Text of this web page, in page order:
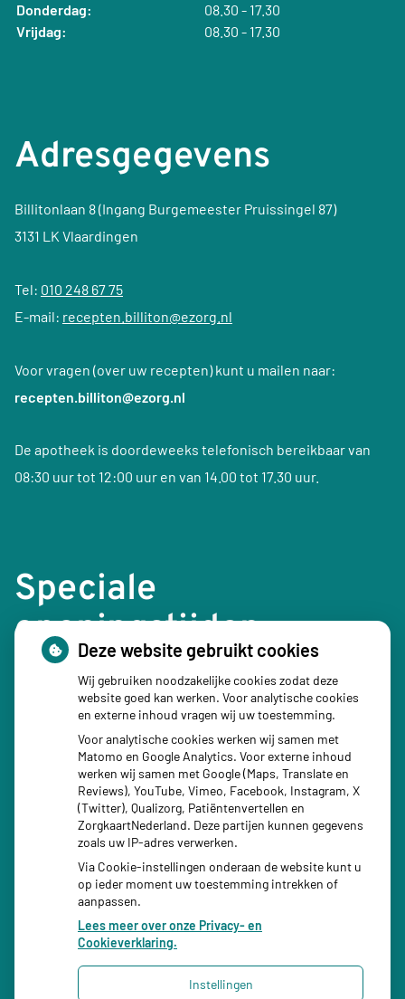
Donderdag:
08.30 - 17.30
Vrijdag:
08.30 - 17.30
Adresgegevens
Billitonlaan 8 (Ingang Burgemeester Pruissingel 87)
3131 LK Vlaardingen
Tel: 010 248 67 75
E-mail: recepten.billiton@ezorg.nl
Voor vragen (over uw recepten) kunt u mailen naar:
recepten.billiton@ezorg.nl
De apotheek is doordeweeks telefonisch bereikbaar van
08:30 uur tot 12:00 uur en van 14.00 tot 17.30 uur.
Speciale
openingstijden
24 december 2026: 08:30 – 16:00 uur
1e Kerstdag 25 december 2026: Gesloten
31 december 2026: 08:30 – 16:00 uur
Nieuwjaarsdag 1 januari 2027: Gesloten
Deze website gebruikt cookies
Wij gebruiken noodzakelijke cookies zodat deze
website goed kan werken. Voor analytische cookies
en externe inhoud vragen wij uw toestemming.
Voor analytische cookies werken wij samen met
Matomo en Google Analytics. Voor externe inhoud
werken wij samen met Google (Maps, Translate en
Reviews), YouTube, Vimeo, Facebook, Instagram, X
(Twitter), Qualizorg, Patiëntenvertellen en
ZorgkaartNederland. Deze partijen kunnen gegevens
zoals uw IP-adres verwerken.
Via Cookie-instellingen onderaan de website kunt u
op ieder moment uw toestemming intrekken of
aanpassen.
Lees meer over onze Privacy- en
Cookieverklaring.
Instellingen